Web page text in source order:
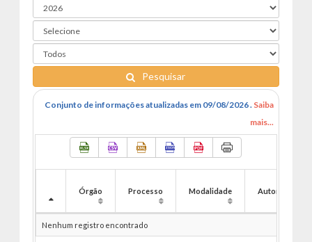
Pesquisar
Conjunto de informações atualizadas em 09/08/2026 . Saiba
mais...
Órgão Processo Modalidade Autorização
Nenhum registro encontrado